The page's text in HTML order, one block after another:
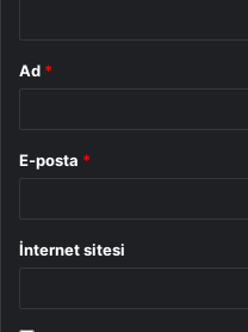
Ad *
E-posta *
İnternet sitesi